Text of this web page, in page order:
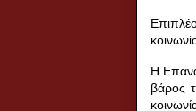
Η
βάρος